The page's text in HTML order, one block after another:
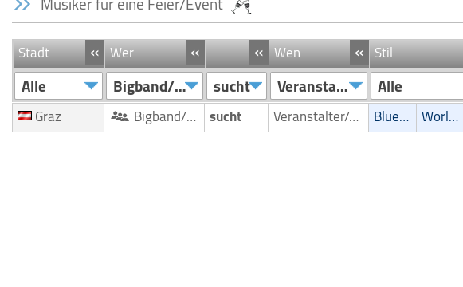
Stadt « Wer « « Wen « Stil
Alle Bigband/Musikkapelle sucht Veranstalter/Auftrittsmoeglichkeit Alle
Graz Bigband/Musikkapelle sucht Veranstalter/Auftrittsmoeglichkeit Blues/Swing World Music